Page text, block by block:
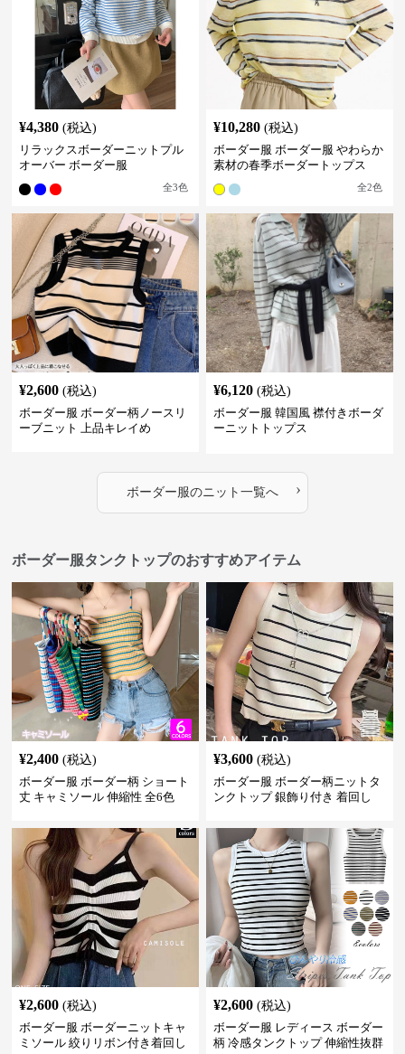
¥4,380 (税込)
リラックスボーダーニットプル
オーバー ボーダー服
全3色
¥10,280 (税込)
ボーダー服 ボーダー服 やわらか
素材の春季ボーダートップス
全2色
¥2,600 (税込)
ボーダー服 ボーダー柄ノースリ
ーブニット 上品キレイめ
¥6,120 (税込)
ボーダー服 韓国風 襟付きボーダ
ーニットトップス
ボーダー服のニット 一覧へ ›
ボーダー服タンクトップのおすすめアイテム
¥2,400 (税込)
ボーダー服 ボーダー柄 ショート
丈 キャミソール 伸縮性 全6色
¥3,600 (税込)
ボーダー服 ボーダー柄ニットタ
ンクトップ 銀飾り付き 着回し
¥2,600 (税込)
ボーダー服 ボーダーニットキャ
ミソール 絞りリボン付き着回し
¥2,600 (税込)
ボーダー服 レディース ボーダー
柄 冷感タンクトップ 伸縮性抜群